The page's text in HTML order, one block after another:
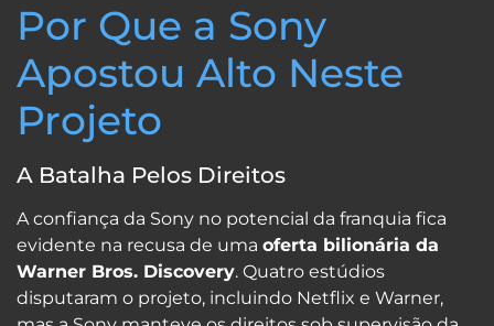
Por Que a Sony
Apostou Alto Neste
Projeto
A Batalha Pelos Direitos
A confiança da Sony no potencial da franquia fica
evidente na recusa de uma oferta bilionária da
Warner Bros. Discovery. Quatro estúdios
disputaram o projeto, incluindo Netflix e Warner,